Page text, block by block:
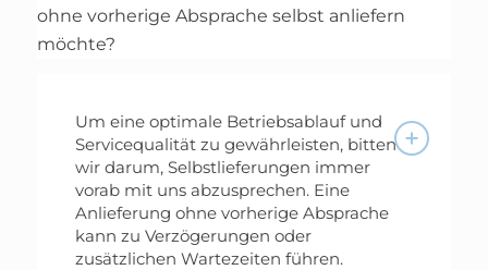
ohne vorherige Absprache selbst anliefern
möchte?
Um eine optimale Betriebsablauf und
Servicequalität zu gewährleisten, bitten
wir darum, Selbstlieferungen immer
vorab mit uns abzusprechen. Eine
Anlieferung ohne vorherige Absprache
kann zu Verzögerungen oder
zusätzlichen Wartezeiten führen.